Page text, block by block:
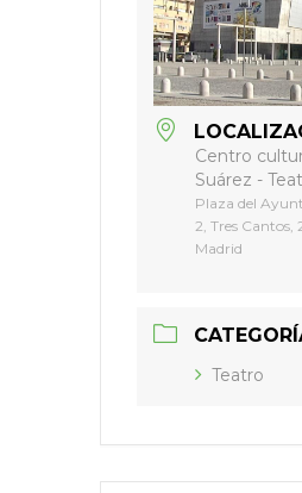
Centro
Suárez -
Plaza del
2, Tres Cantos,
Madrid
Teatro